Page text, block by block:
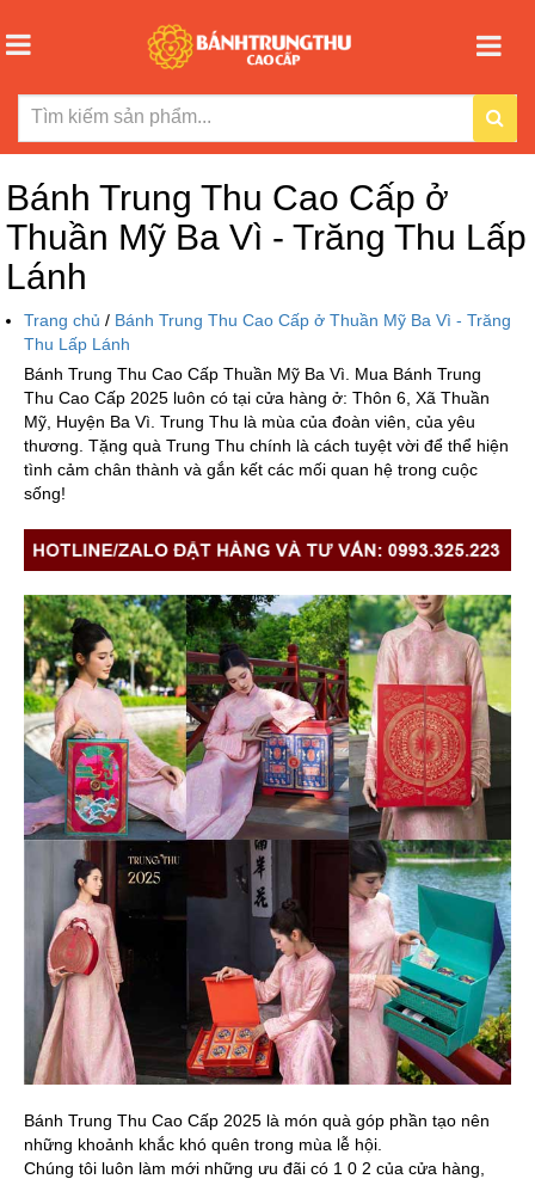
Bánh Trung Thu Cao Cấp ở
Thuần Mỹ Ba Vì - Trăng Thu Lấp
Lánh
Trang chủ / Bánh Trung Thu Cao Cấp ở Thuần Mỹ Ba Vì - Trăng
Thu Lấp Lánh
Bánh Trung Thu Cao Cấp Thuần Mỹ Ba Vì. Mua Bánh Trung
Thu Cao Cấp 2025 luôn có tại cửa hàng ở: Thôn 6, Xã Thuần
Mỹ, Huyện Ba Vì. Trung Thu là mùa của đoàn viên, của yêu
thương. Tặng quà Trung Thu chính là cách tuyệt vời để thể hiện
tình cảm chân thành và gắn kết các mối quan hệ trong cuộc
sống!
Bánh Trung Thu Cao Cấp 2025 là món quà góp phần tạo nên
những khoảnh khắc khó quên trong mùa lễ hội.
Chúng tôi luôn làm mới những ưu đãi có 1 0 2 của cửa hàng,